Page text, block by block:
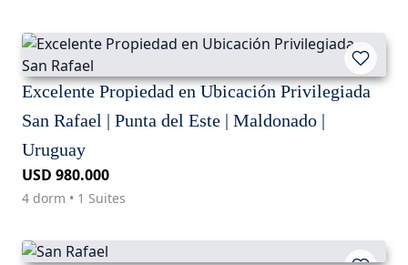
Excelente Propiedad en Ubicación Privilegiada
San Rafael | Punta del Este | Maldonado |
Uruguay
USD 980.000
4 dorm • 1 Suites